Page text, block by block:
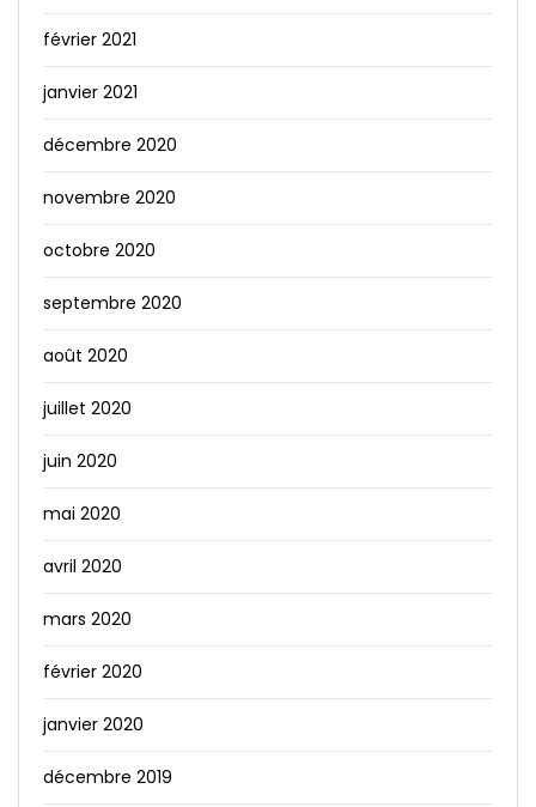
février 2021
janvier 2021
décembre 2020
novembre 2020
octobre 2020
septembre 2020
août 2020
juillet 2020
juin 2020
mai 2020
avril 2020
mars 2020
février 2020
janvier 2020
décembre 2019